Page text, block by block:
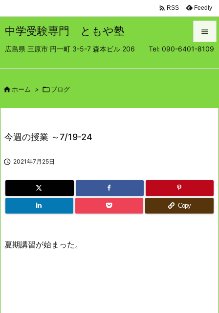
中学受験専門 ともや塾
広島県 三原市 円一町 3-5-7 森本ビル 206 Tel: 090-6401-8109


 RSS Feedly
 ホーム > ブログ
今週の授業 ～7/19-24
 2021年7月25日
Copy
夏期講習が始まった。